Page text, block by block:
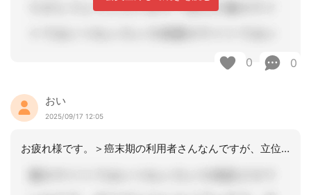
0 0
おい
2025/09/17 12:05
お疲れ様です。＞癌末期の利用者さんなんですが、立位困難になってきました。アセスメ